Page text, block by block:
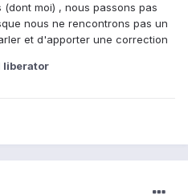
moi) , nous passons pas
nous ne rencontrons pas un
et d'apporter une correction
liberator